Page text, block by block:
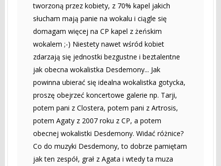
tworzoną przez kobiety, z 70% kapel jakich
słucham mają panie na wokalu i ciągle się
domagam więcej na CP kapel z żeńskim
wokalem ;-) Niestety nawet wśród kobiet
zdarzają się jednostki bezgustne i beztalentne
jak obecna wokalistka Desdemony... Jak
powinna ubierać się idealna wokalistka gotycka,
proszę obejrzeć koncertowe galerie np. Tarji,
potem pani z Clostera, potem pani z Artrosis,
potem Agaty z 2007 roku z CP, a potem
obecnej wokalistki Desdemony. Widać różnice?
Co do muzyki Desdemony, to dobrze pamiętam
jak ten zespół, grał z Agata i wtedy ta muza